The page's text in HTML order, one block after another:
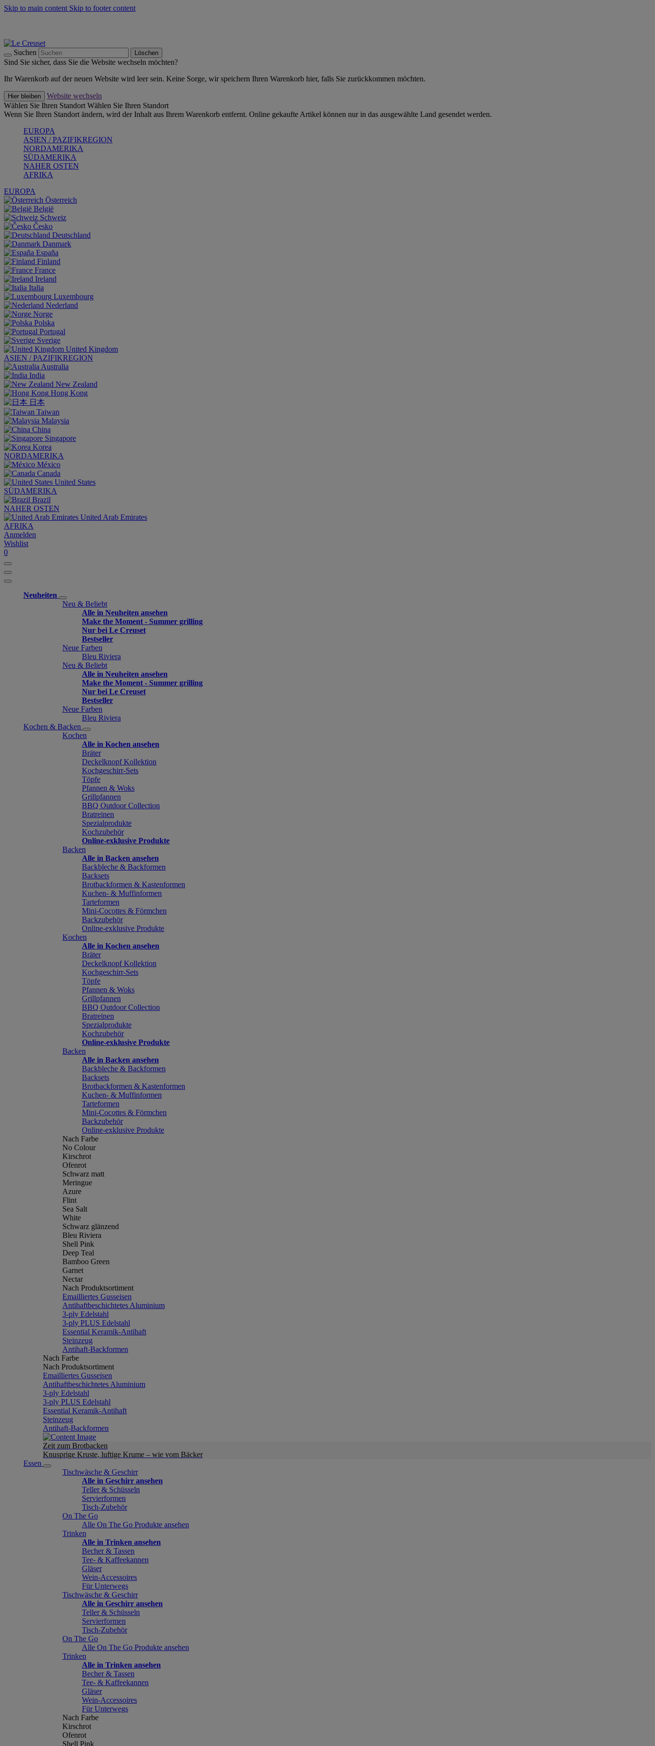
Skip to main content Skip to footer content
Suchen Löschen
Sind Sie sicher, dass Sie die Website wechseln möchten?
Ihr Warenkorb auf der neuen Website wird leer sein. Keine Sorge, wir speichern Ihren Warenkorb hier, falls Sie zurückkommen möchten.
Hier bleiben
Website wechseln
Wählen Sie Ihren Standort Wählen Sie Ihren Standort
Wenn Sie Ihren Standort ändern, wird der Inhalt aus Ihrem Warenkorb entfernt. Online gekaufte Artikel können nur in das ausgewählte Land gesendet werden.
EUROPA
ASIEN / PAZIFIKREGION
NORDAMERIKA
SÜDAMERIKA
NAHER OSTEN
AFRIKA
EUROPA
Österreich
België
Schweiz
Česko
Deutschland
Danmark
España
Finland
France
Ireland
Italia
Luxembourg
Nederland
Norge
Polska
Portugal
Sverige
United Kingdom
ASIEN / PAZIFIKREGION
Australia
India
New Zealand
Hong Kong
日本
Taiwan
Malaysia
China
Singapore
Korea
NORDAMERIKA
México
Canada
United States
SÜDAMERIKA
Brazil
NAHER OSTEN
United Arab Emirates
AFRIKA
Anmelden
Wishlist
0
Neuheiten
Neu & Beliebt
Alle in Neuheiten ansehen
Make the Moment - Summer grilling
Nur bei Le Creuset
Bestseller
Neue Farben
Bleu Riviera
Neu & Beliebt
Alle in Neuheiten ansehen
Make the Moment - Summer grilling
Nur bei Le Creuset
Bestseller
Neue Farben
Bleu Riviera
Kochen & Backen
Kochen
Alle in Kochen ansehen
Bräter
Deckelknopf Kollektion
Kochgeschirr-Sets
Töpfe
Pfannen & Woks
Grillpfannen
BBQ Outdoor Collection
Bratreinen
Spezialprodukte
Kochzubehör
Online-exklusive Produkte
Backen
Alle in Backen ansehen
Backbleche & Backformen
Backsets
Brotbackformen & Kastenformen
Kuchen- & Muffinformen
Tarteformen
Mini-Cocottes & Förmchen
Backzubehör
Online-exklusive Produkte
Kochen
Alle in Kochen ansehen
Bräter
Deckelknopf Kollektion
Kochgeschirr-Sets
Töpfe
Pfannen & Woks
Grillpfannen
BBQ Outdoor Collection
Bratreinen
Spezialprodukte
Kochzubehör
Online-exklusive Produkte
Backen
Alle in Backen ansehen
Backbleche & Backformen
Backsets
Brotbackformen & Kastenformen
Kuchen- & Muffinformen
Tarteformen
Mini-Cocottes & Förmchen
Backzubehör
Online-exklusive Produkte
Nach Farbe
No Colour
Kirschrot
Ofenrot
Schwarz matt
Meringue
Azure
Flint
Sea Salt
White
Schwarz glänzend
Bleu Riviera
Shell Pink
Deep Teal
Bamboo Green
Garnet
Nectar
Nach Produktsortiment
Emailliertes Gusseisen
Antihaftbeschichtetes Aluminium
3-ply Edelstahl
3-ply PLUS Edelstahl
Essential Keramik-Antihaft
Steinzeug
Antihaft-Backformen
Nach Farbe
Nach Produktsortiment
Emailliertes Gusseisen
Antihaftbeschichtetes Aluminium
3-ply Edelstahl
3-ply PLUS Edelstahl
Essential Keramik-Antihaft
Steinzeug
Antihaft-Backformen
Zeit zum Brotbacken
Knusprige Kruste, luftige Krume – wie vom Bäcker
Essen
Tischwäsche & Geschirr
Alle in Geschirr ansehen
Teller & Schüsseln
Servierformen
Tisch-Zubehör
On The Go
Alle On The Go Produkte ansehen
Trinken
Alle in Trinken ansehen
Becher & Tassen
Tee- & Kaffeekannen
Gläser
Wein-Accessoires
Für Unterwegs
Tischwäsche & Geschirr
Alle in Geschirr ansehen
Teller & Schüsseln
Servierformen
Tisch-Zubehör
On The Go
Alle On The Go Produkte ansehen
Trinken
Alle in Trinken ansehen
Becher & Tassen
Tee- & Kaffeekannen
Gläser
Wein-Accessoires
Für Unterwegs
Nach Farbe
Kirschrot
Ofenrot
Shell Pink